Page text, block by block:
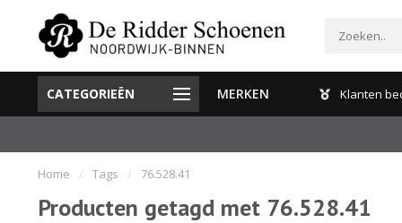
CATEGORIEËN MERKEN
Gratis verzenden en retour binnen Nederland Klanten
Home / Tags / 76.528.41
Producten getagd met 76.528.41